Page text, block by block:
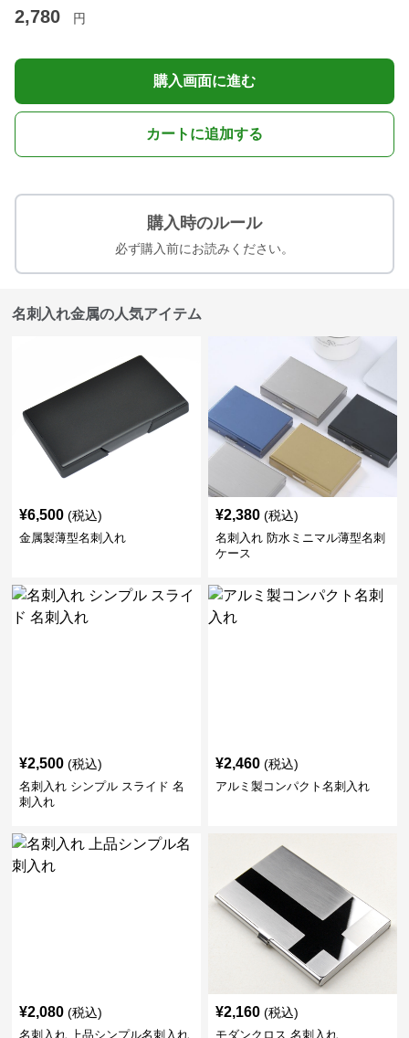
2,780 円
購入画面に進む
カートに追加する
購入時のルール
必ず購入前にお読みください。
名刺入れ金属の人気アイテム
¥6,500 (税込)
金属製薄型名刺入れ
¥2,380 (税込)
名刺入れ 防水ミニマル薄型名刺
ケース
¥2,500 (税込)
名刺入れ シンプル スライド 名
刺入れ
¥2,460 (税込)
アルミ製コンパクト名刺入れ
¥2,080 (税込)
名刺入れ 上品シンプル名刺入れ
¥2,160 (税込)
モダンクロス 名刺入れ